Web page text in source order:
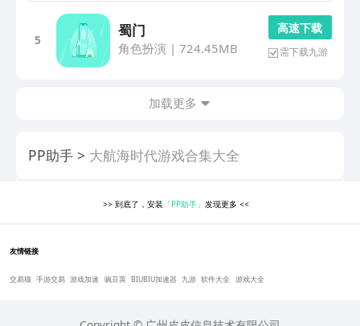
5
蜀门
角色扮演 | 724.45MB
高 速 下 载
需下载九游
加载更多
PP助手 大航海时代游戏合集大全
>> 到底了，安装 「PP助手」发现更多<<
友情链接
交易猫 手游交易 游戏加速 豌豆荚 BIUBIU加速器 九游 软件大全 游戏大全